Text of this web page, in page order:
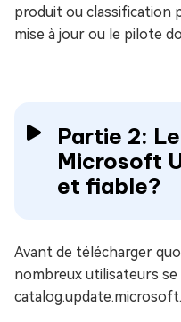
produit ou classification
mise à jour ou le pilote
Partie 2:
Microsoft
et fiable?
Avant de télécharger
nombreux utilisateurs